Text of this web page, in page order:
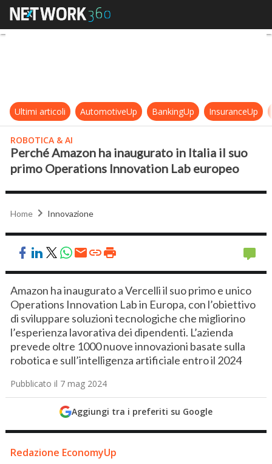
Perché Amazon ha inaugurato in
Ultimi articoli AutomotiveUp BankingUp InsuranceUp
ROBOTICA & AI
Perché Amazon ha inaugurato in Italia il suo
primo Operations Innovation Lab europeo
Home Innovazione
Amazon ha inaugurato a Vercelli il suo primo e unico
Operations Innovation Lab in Europa, con l’obiettivo
di sviluppare soluzioni tecnologiche che migliorino
l’esperienza lavorativa dei dipendenti. L’azienda
prevede oltre 1000 nuove innovazioni basate sulla
robotica e sull’intelligenza artificiale entro il 2024
Pubblicato il 7 mag 2024
Aggiungi tra i preferiti su Google
Redazione EconomyUp